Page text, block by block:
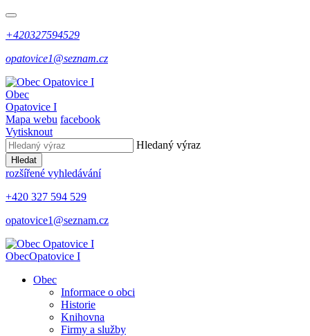
+420327594529
opatovice1@seznam.cz
Obec
Opatovice I
Mapa webu facebook
Vytisknout
Hledaný výraz
Hledat
rozšířené vyhledávání
+420 327 594 529
opatovice1@seznam.cz
ObecOpatovice I
Obec
Informace o obci
Historie
Knihovna
Firmy a služby